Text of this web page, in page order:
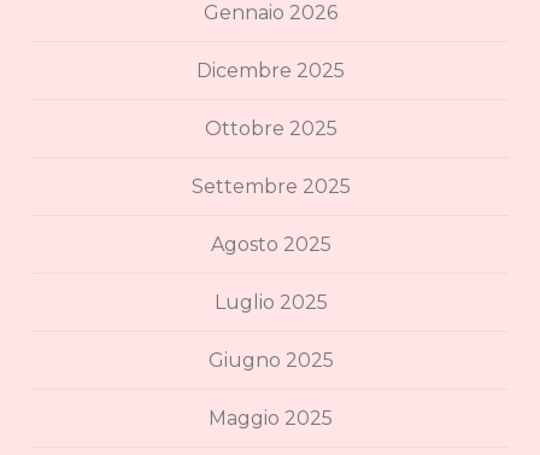
Gennaio 2026
Dicembre 2025
Ottobre 2025
Settembre 2025
Agosto 2025
Luglio 2025
Giugno 2025
Maggio 2025